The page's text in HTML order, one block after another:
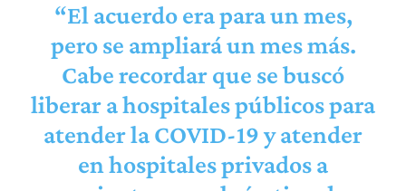
“El acuerdo era para un mes,
pero se ampliará un mes más.
Cabe recordar que se buscó
liberar a hospitales públicos para
atender la COVID-19 y atender
en hospitales privados a